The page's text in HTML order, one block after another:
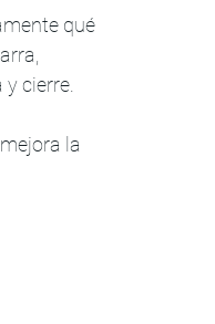
qué
cierre.
la